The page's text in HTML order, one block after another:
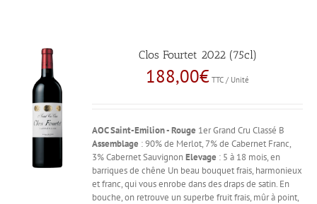
Clos Fourtet 2022 (75cl)
188,00€ TTC / Unité
AOC Saint-Emilion - Rouge 1er Grand Cru Classé B
Assemblage : 90% de Merlot, 7% de Cabernet Franc,
3% Cabernet SauvignonElevage : 5 à 18 mois, en
barriques de chêne Un beau bouquet frais, harmonieux
et franc, qui vous enrobe dans des draps de satin. En
bouche, on retrouve un superbe fruit frais, mûr à point,